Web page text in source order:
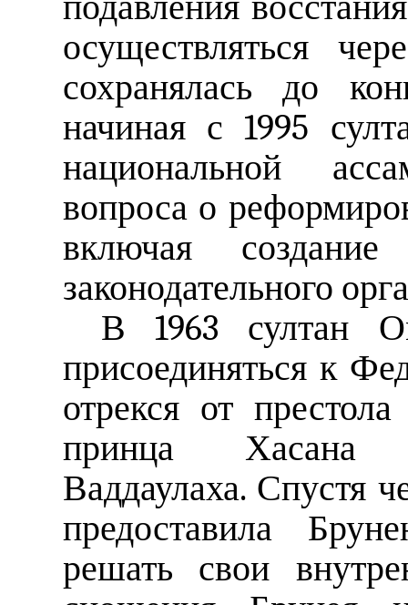
осуществляться
сохранялась до
начиная с 1995
национальной
вопроса о
включая создание
законодательного
В 1963 султан
присоединяться к
отрекся от
принца Хасана
Ваддаулаха. Спустя
предоставила
решать свои